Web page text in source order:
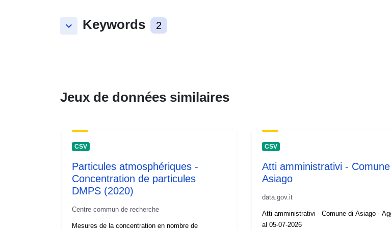
keyboard_arrow_down Keywords 2
Jeux de données similaires
CSV
Particules atmosphériques -
Concentration de particules
DMPS (2020)
Centre commun de recherche
Mesures de la concentration en nombre de
CSV
Atti amministrativi -
Asiago
data.gov.it
Atti amministrativi - Comune di Asiago -
al 05-07-2026